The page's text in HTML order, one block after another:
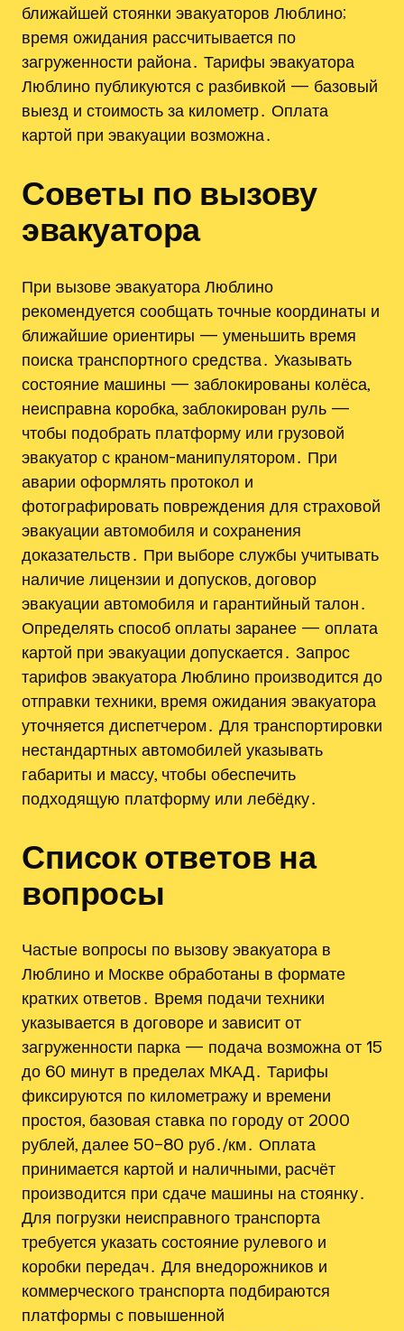
ближайшей стоянки эвакуаторов Люблино;
время ожидания рассчитывается по
загруженности района․ Тарифы эвакуатора
Люблино публикуются с разбивкой — базовый
выезд и стоимость за километр․ Оплата
картой при эвакуации возможна․
Советы по вызову
эвакуатора
При вызове эвакуатора Люблино
рекомендуется сообщать точные координаты и
ближайшие ориентиры — уменьшить время
поиска транспортного средства․ Указывать
состояние машины — заблокированы колёса,
неисправна коробка, заблокирован руль —
чтобы подобрать платформу или грузовой
эвакуатор с краном-манипулятором․ При
аварии оформлять протокол и
фотографировать повреждения для страховой
эвакуации автомобиля и сохранения
доказательств․ При выборе службы учитывать
наличие лицензии и допусков, договор
эвакуации автомобиля и гарантийный талон․
Определять способ оплаты заранее — оплата
картой при эвакуации допускается․ Запрос
тарифов эвакуатора Люблино производится до
отправки техники, время ожидания эвакуатора
уточняется диспетчером․ Для транспортировки
нестандартных автомобилей указывать
габариты и массу, чтобы обеспечить
подходящую платформу или лебёдку․
Список ответов на
вопросы
Частые вопросы по вызову эвакуатора в
Люблино и Москве обработаны в формате
кратких ответов․ Время подачи техники
указывается в договоре и зависит от
загруженности парка — подача возможна от 15
до 60 минут в пределах МКАД․ Тарифы
фиксируются по километражу и времени
простоя, базовая ставка по городу от 2000
рублей, далее 50–80 руб․/км․ Оплата
принимается картой и наличными, расчёт
производится при сдаче машины на стоянку․
Для погрузки неисправного транспорта
требуется указать состояние рулевого и
коробки передач․ Для внедорожников и
коммерческого транспорта подбираются
платформы с повышенной